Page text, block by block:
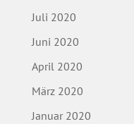
Juli 2020
Juni 2020
April 2020
März 2020
Januar 2020